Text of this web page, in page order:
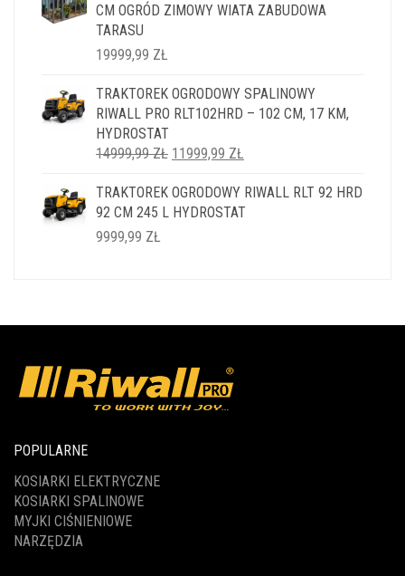
CM OGRÓD ZIMOWY WIATA ZABUDOWA
TARASU
19999,99 ZŁ
TRAKTOREK OGRODOWY SPALINOWY
RIWALL PRO RLT102HRD – 102 CM, 17 KM,
HYDROSTAT
14999,99ZŁ PIERWOTNA
WYNOSIŁA:
14999,99 ZŁ.
11999,99 ZŁ
WYNOSI:
11999,99 ZŁ.
TRAKTOREK OGRODOWY RIWALL RLT 92 HRD
92 CM 245 L HYDROSTAT
9999,99 ZŁ
POPULARNE
KOSIARKI ELEKTRYCZNE
KOSIARKI SPALINOWE
MYJKI CIŚNIENIOWE
NARZĘDZIA